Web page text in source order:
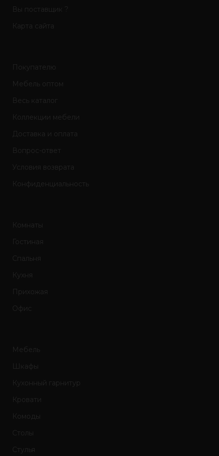
Вы поставщик ?
Карта сайта
Покупателю
Мебель оптом
Весь каталог
Коллекции мебели
Доставка и оплата
Вопрос-ответ
Условия возврата
Конфиденциальность
Комнаты
Гостиная
Спальня
Кухня
Прихожая
Офис
Мебель
Шкафы
Кухонный гарнитур
Кровати
Комоды
Столы
Стулья